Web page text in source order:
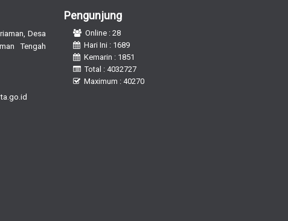
Desa
Tengah
Pengunjung
Online : 28
Hari Ini : 1689
Kemarin : 1851
Total : 4032727
Maximum : 40270